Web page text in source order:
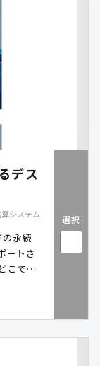
デス
システム
永続
ートさ
こで
リソ
選択